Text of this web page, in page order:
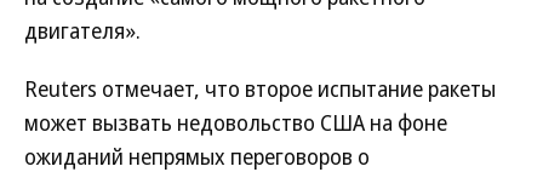
двигателя».
Reuters отмечает, что второе испытание ракеты
может вызвать недовольство США на фоне
ожиданий непрямых переговоров о